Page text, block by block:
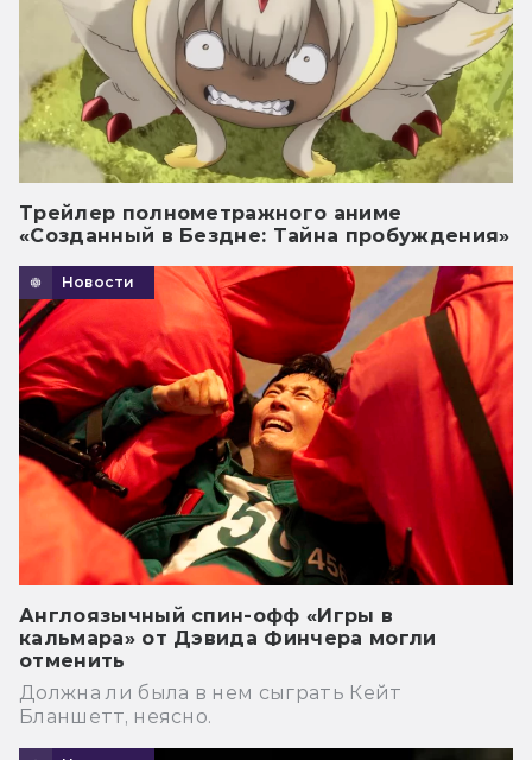
Трейлер полнометражного аниме
«Созданный в Бездне: Тайна пробуждения»
Новости
Англоязычный спин-офф «Игры в
кальмара» от Дэвида Финчера могли
отменить
Должна ли была в нем сыграть Кейт
Бланшетт, неясно.